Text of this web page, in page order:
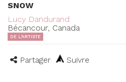
SNOW
Lucy Dandurand
Bécancour, Canada
DE L'ARTISTE
Partager Suivre